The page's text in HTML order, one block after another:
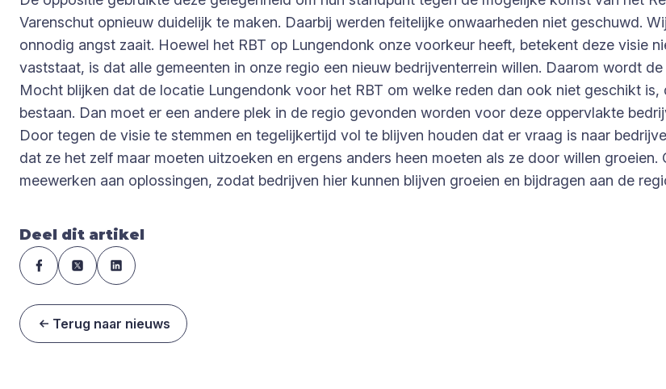
Varenschut opnieuw duidelijk te maken. Daarbij werden feitelijke onwaarheden niet geschuwd.
onnodig angst zaait. Hoewel het RBT op Lungendonk onze voorkeur heeft, betekent deze visie
vaststaat, is dat alle gemeenten in onze regio een nieuw bedrijventerrein willen. Daarom wordt
Mocht blijken dat de locatie Lungendonk voor het RBT om welke reden dan ook niet geschikt
bestaan. Dan moet er een andere plek in de regio gevonden worden voor deze oppervlakte
Door tegen de visie te stemmen en tegelijkertijd vol te blijven houden dat er vraag is naar
dat ze het zelf maar moeten uitzoeken en ergens anders heen moeten als ze door willen
meewerken aan oplossingen, zodat bedrijven hier kunnen blijven groeien en bijdragen aan de
Deel dit artikel
Terug naar nieuws